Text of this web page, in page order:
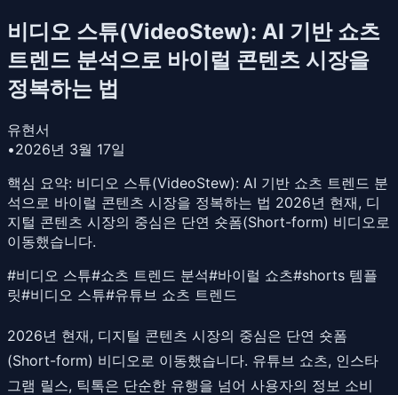
비디오 스튜(VideoStew): AI 기반 쇼츠
트렌드 분석으로 바이럴 콘텐츠 시장을
정복하는 법
유현서
•2026년 3월 17일
핵심 요약: 비디오 스튜(VideoStew): AI 기반 쇼츠 트렌드 분
석으로 바이럴 콘텐츠 시장을 정복하는 법 2026년 현재, 디
지털 콘텐츠 시장의 중심은 단연 숏폼(Short-form) 비디오로
이동했습니다.
#비디오 스튜#쇼츠 트렌드 분석#바이럴 쇼츠#shorts 템플
릿#비디오 스튜#유튜브 쇼츠 트렌드
2026년 현재, 디지털 콘텐츠 시장의 중심은 단연 숏폼
(Short-form) 비디오로 이동했습니다. 유튜브 쇼츠, 인스타
그램 릴스, 틱톡은 단순한 유행을 넘어 사용자의 정보 소비